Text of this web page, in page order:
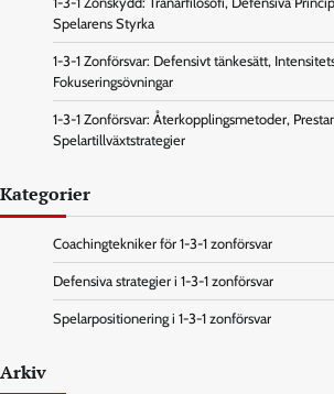
Spelarens Styrka
1-3-1 Zonförsvar: Defensivt tänkesätt,
Fokuseringsövningar
1-3-1 Zonförsvar: Återkopplingsmetoder,
Spelartillväxtstrategier
Kategorier
Coachingtekniker för 1-3-1 zonförsvar
Defensiva strategier i 1-3-1 zonförsvar
Spelarpositionering i 1-3-1 zonförsvar
Arkiv